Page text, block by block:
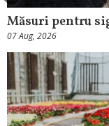
Măsuri pentru
07 Aug, 2026